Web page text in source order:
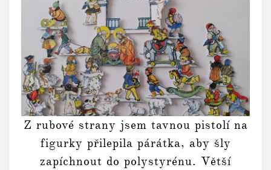
Z rubové strany jsem tavnou pistolí na
figurky přilepila párátka, aby šly
zapíchnout do polystyrénu. Větší